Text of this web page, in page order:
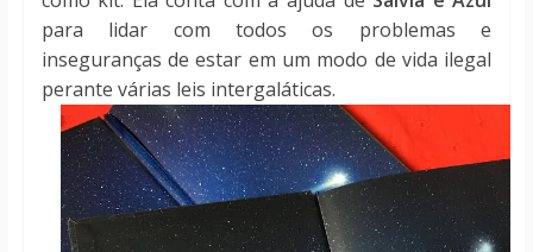
para lidar com todos os problemas e
inseguranças de estar em um modo de vida ilegal
perante várias leis intergaláticas.